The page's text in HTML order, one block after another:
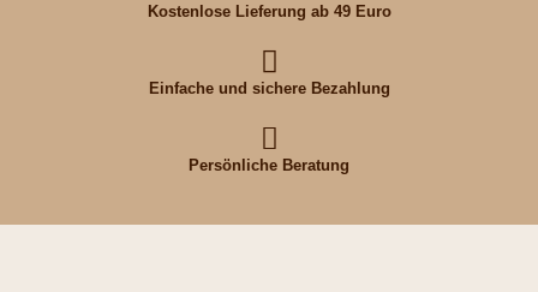
Kostenlose Lieferung ab 49 Euro
Einfache und sichere Bezahlung
Persönliche Beratung